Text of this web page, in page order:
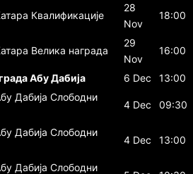
Квалификације
28
Nov
18:00
Велика награда
29
Nov
16:00
Абу Дабија 6 Dec
13:00
Дабија Слободни
4 Dec 09:30
Дабија Слободни
4 Dec 13:00
Дабија Слободни